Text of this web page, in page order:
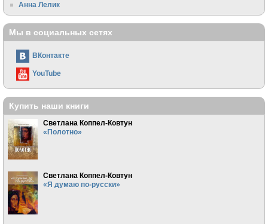
Анна Лелик
Мы в социальных сетях
ВКонтакте
YouTube
Купить наши книги
Светлана Коппел-Ковтун
«Полотно»
Светлана Коппел-Ковтун
«Я думаю по-русски»